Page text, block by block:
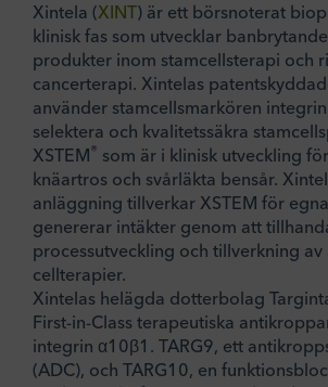
Xintela (XINT) är ett börsnoterat
klinisk fas som utvecklar
produkter inom stamcellsterapi och
cancerterapi. Xintelas
använder stamcellsmarkören
selektera och kvalitetssäkra
XSTEM® som är i klinisk utveckling
knäartros och svårläkta bensår.
anläggning tillverkar XSTEM för
genererar intäkter genom att
processutveckling och tillverkning av
cellterapier.
Xintelas helägda dotterbolag
First-in-Class terapeutiska
integrin α10β1. TARG9, ett
(ADC), och TARG10, en